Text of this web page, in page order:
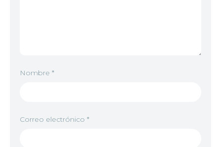
Nombre *
Correo electrónico *